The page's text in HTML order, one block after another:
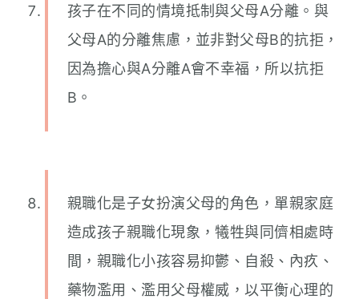
孩子在不同的情境抵制與父母A分離。與
父母A的分離焦慮，並非對父母B的抗拒，
因為擔心與A分離A會不幸福，所以抗拒
B。
親職化是子女扮演父母的角色，單親家庭
造成孩子親職化現象，犧牲與同儕相處時
間，親職化小孩容易抑鬱、自殺、內疚、
藥物濫用、濫用父母權威，以平衡心理的